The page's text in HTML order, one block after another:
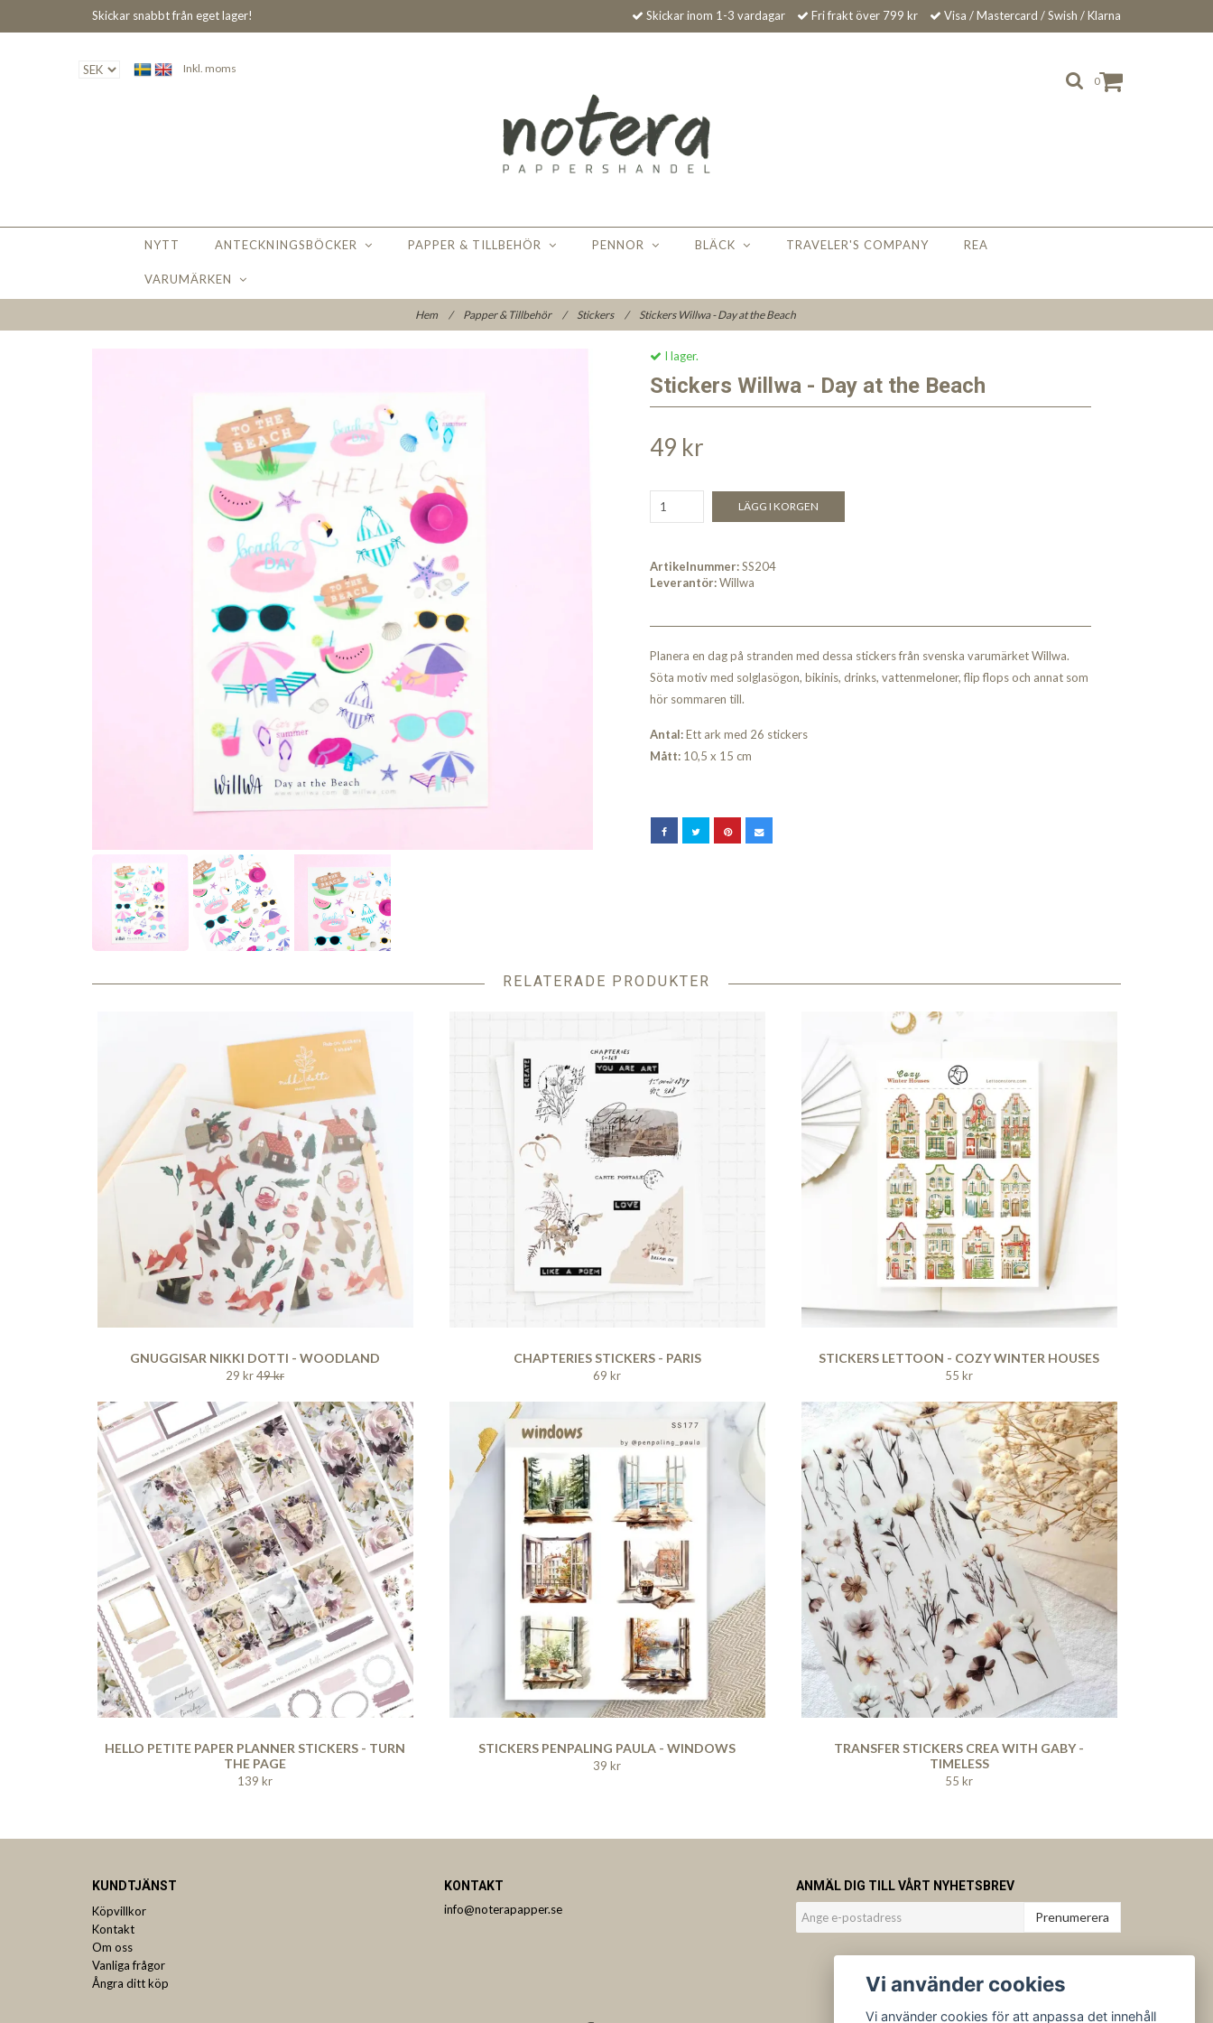
Skickar snabbt från eget lager! Skickar inom 1-3 vardagar Fri frakt över 799 kr Visa / Mastercard / Swish / Klarna
0
Inkl. moms
NYTT ANTECKNINGSBÖCKER PAPPER & TILLBEHÖR PENNOR BLÄCK TRAVELER'S COMPANY REA
VARUMÄRKEN
Hem / Papper & Tillbehör / Stickers / Stickers Willwa - Day at the Beach
I lager.
Stickers Willwa - Day at the Beach
49 kr
LÄGG I KORGEN
Artikelnummer:SS204
Leverantör:Willwa
Planera en dag på stranden med dessa stickers från svenska varumärket Willwa.
Söta motiv med solglasögon, bikinis, drinks, vattenmeloner, flip flops och annat som
hör sommaren till.
Antal:Ett ark med 26 stickers
Mått: 10,5 x 15 cm
RELATERADE PRODUKTER
GNUGGISAR NIKKI DOTTI - WOODLAND
29 kr49 kr
CHAPTERIES STICKERS - PARIS
69 kr
STICKERS LETTOON - COZY WINTER HOUSES
55 kr
HELLO PETITE PAPER PLANNER STICKERS - TURN
THE PAGE
139 kr
STICKERS PENPALING PAULA - WINDOWS
39 kr
TRANSFER STICKERS CREA WITH GABY -
TIMELESS
55 kr
KUNDTJÄNST
Köpvillkor
Kontakt
Om oss
Vanliga frågor
Ångra ditt köp
KONTAKT
info@noterapapper.se
ANMÄL DIG TILL VÅRT NYHETSBREV
Prenumerera
Vi använder cookies
Vi använder cookies för att anpassa det innehåll